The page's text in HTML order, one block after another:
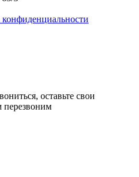
оставьте свои
перезвоним